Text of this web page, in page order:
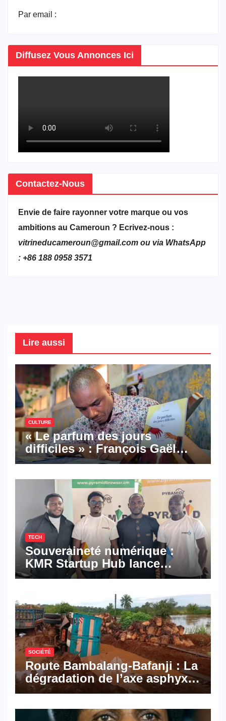
Par email :
Diffusez Vous Annonces Ici
Contactez-Nous
Envie de faire rayonner votre marque ou vos
ambitions au Cameroun ? Ecrivez-nous :
vitrineducameroun@gmail.com ou via WhatsApp
: +86 188 0958 3571
Lire aussi
CULTURE
« Le parfum des jours
difficiles » : François Gaël
Mbala signe un premier
et l’espoir
TECH
Souveraineté numérique :
KMR Startup Hub lance
Pyramid Browser et Pyramid
numériques made in
Cameroon
SOCIÉTÉ
Route Bambalang-Bafanji : La
dégradation de l’axe asphyxie
les activités économiques